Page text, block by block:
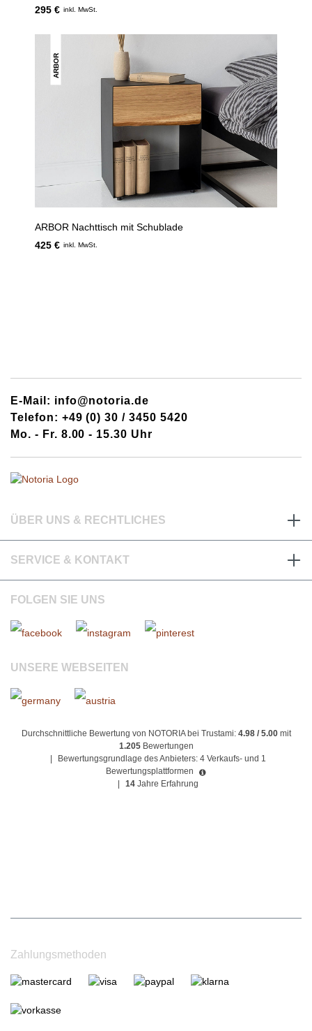
295 € inkl. MwSt.
ARBOR
ARBOR Nachttisch mit Schublade
425 € inkl. MwSt.
E-Mail: info@notoria.de
Telefon: +49 (0) 30 / 3450 5420
Mo. - Fr. 8.00 - 15.30 Uhr
ÜBER UNS & RECHTLICHES
SERVICE & KONTAKT
FOLGEN SIE UNS
UNSERE WEBSEITEN
Durchschnittliche Bewertung von NOTORIA bei Trustami: 4.98 / 5.00mit
1.205 Bewertungen
Bewertungsgrundlage des Anbieters: 4 Verkaufs- und 1
Bewertungsplattformen
14 Jahre Erfahrung
Zahlungsmethoden